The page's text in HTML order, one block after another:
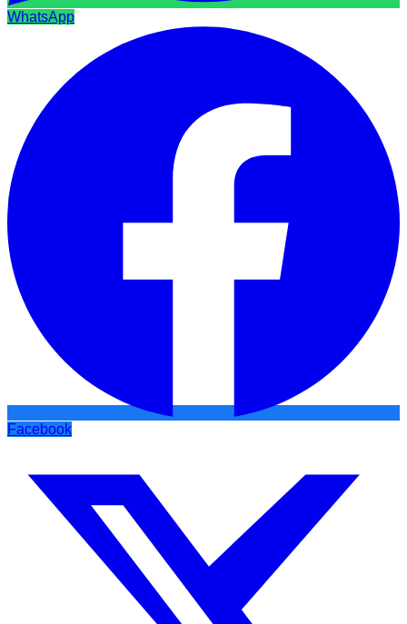
WhatsApp
Facebook